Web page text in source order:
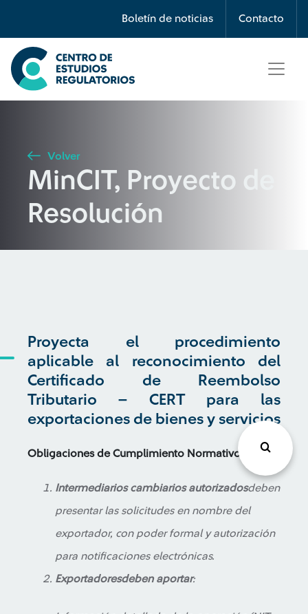
Boletín de noticias Contacto
Búsqueda
Seleccione país
Buscar
Volver
MinCIT, Proyecto de
Resolución
Proyecta el procedimiento
aplicable al reconocimiento del
Certificado de Reembolso
Tributario – CERT para las
exportaciones de bienes y servicios
Obligaciones de Cumplimiento Normativo
Intermediarios cambiarios autorizadosdeben
presentar las solicitudes en nombre del
exportador, con poder formal y autorización
para notificaciones electrónicas.
Exportadoresdeben aportar: